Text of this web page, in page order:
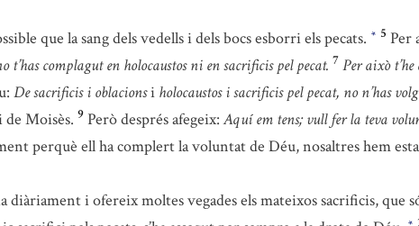
que la sang dels vedells i dels bocs esborri els pecats. * 5 Per
t’has complagut en holocaustos ni en sacrificis pel pecat. 7 Per això
De sacrificis i oblacionsi holocaustos i sacrificis pel pecat, no n’has
de Moisès. 9 Però després afegeix:Aquí em tens; vull fer la teva
perquè ell ha complert la voluntat de Déu, nosaltres hem
diàriament i ofereix moltes vegades els mateixos sacrificis, que